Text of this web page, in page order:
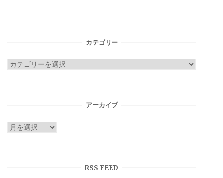
カテゴリー
カ
アーカイブ
ア
RSS FEED